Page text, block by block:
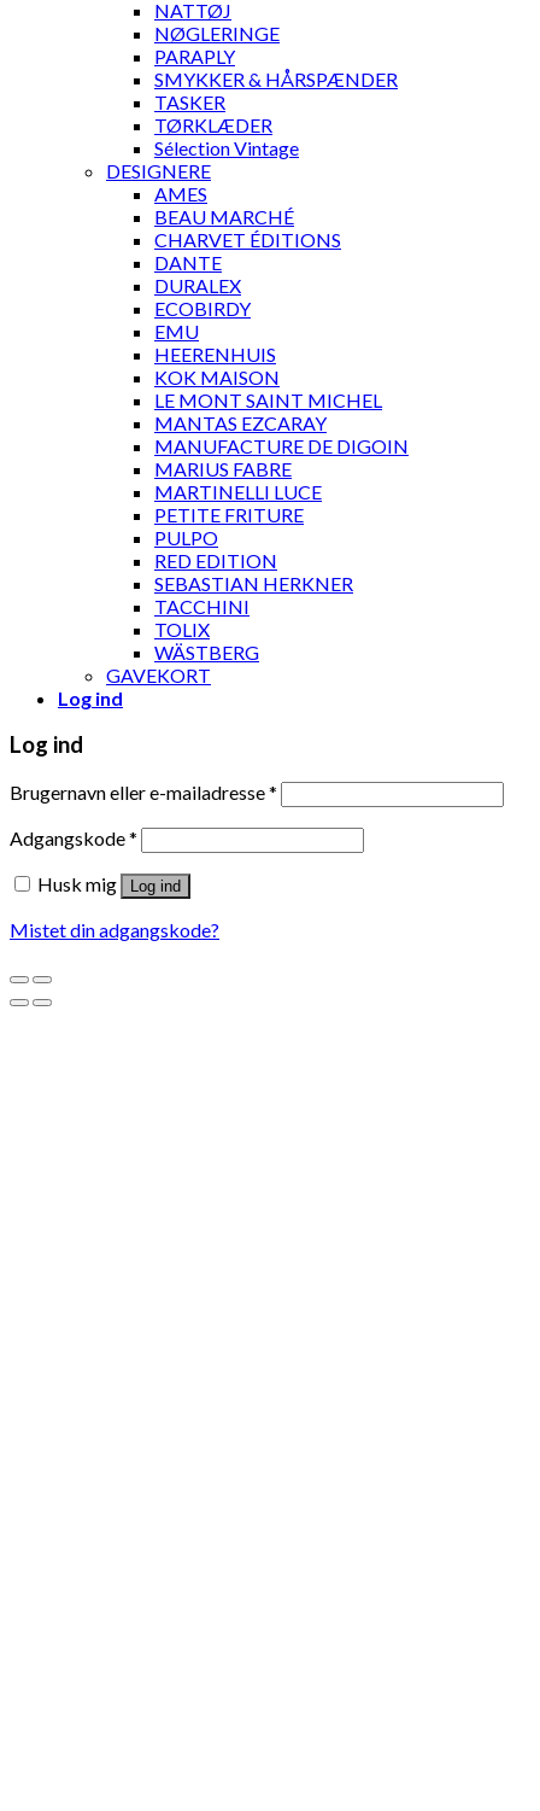
NATTØJ
NØGLERINGE
PARAPLY
SMYKKER & HÅRSPÆNDER
TASKER
TØRKLÆDER
Sélection Vintage
DESIGNERE
AMES
BEAU MARCHÉ
CHARVET ÉDITIONS
DANTE
DURALEX
ECOBIRDY
EMU
HEERENHUIS
KOK MAISON
LE MONT SAINT MICHEL
MANTAS EZCARAY
MANUFACTURE DE DIGOIN
MARIUS FABRE
MARTINELLI LUCE
PETITE FRITURE
PULPO
RED EDITION
SEBASTIAN HERKNER
TACCHINI
TOLIX
WÄSTBERG
GAVEKORT
Log ind
Log ind
Brugernavn eller e-mailadresse*
Adgangskode*
Husk mig
Log ind
Mistet din adgangskode?